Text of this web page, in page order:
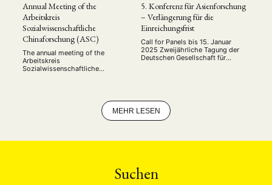
Annual Meeting of the
Arbeitskreis
Sozialwissenschaftliche
Chinaforschung (ASC)
The annual meeting of the
Arbeitskreis
Sozialwissenschaftliche
conference brought together
junior and senior scholars to
present and discuss their latest
governance, policy processes,
5. Konferenz für Asienforschung
– Verlängerung für die
Einreichungsfrist
Call for Panels bis 15. Januar
2025 Zweijährliche Tagung der
Deutschen Gesellschaft für
(2019), Duisburg und Bochum
(2021) und Rostock (2023) findet
die nächste Tagung, die 5.
MEHR LESEN
Suchen